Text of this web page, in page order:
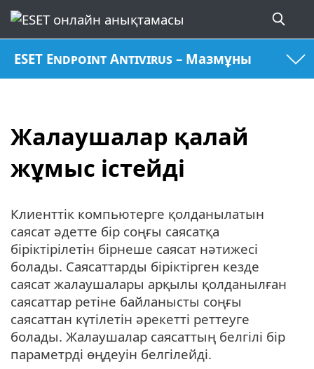
ESET Endpoint Antivirus – Мазмұны
Жалаушалар қалай
жұмыс істейді
Клиенттік компьютерге қолданылатын
саясат әдетте бір соңғы саясатқа
біріктірілетін бірнеше саясат нәтижесі
болады. Саясаттарды біріктірген кезде
саясат жалаушалары арқылы қолданылған
саясаттар ретіне байланысты соңғы
саясаттан күтілетін әрекетті реттеуге
болады. Жалаушалар саясаттың белгілі бір
параметрді өңдеуін белгілейді.